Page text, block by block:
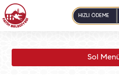
HIZLI ÖDEME
Sol